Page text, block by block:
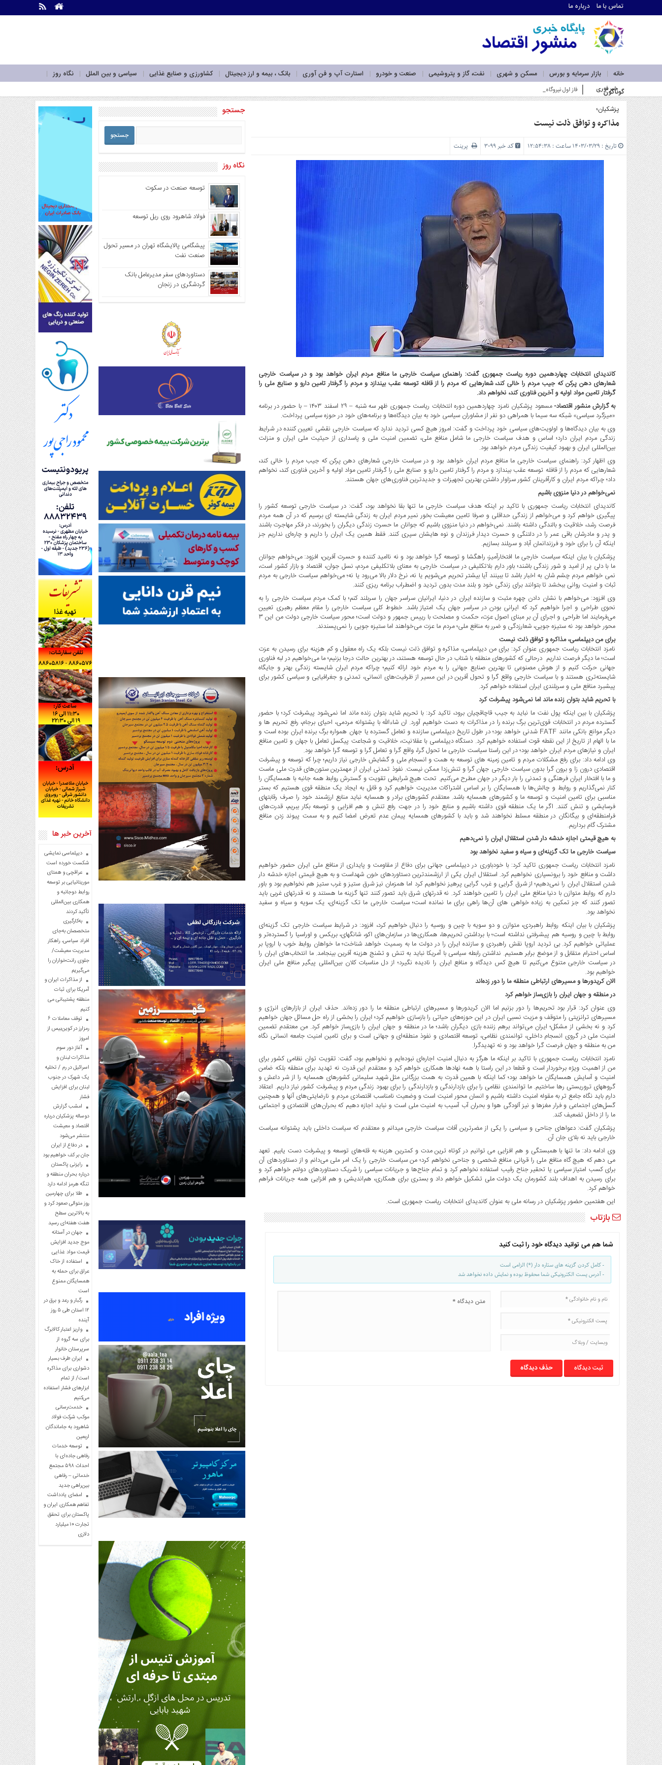
تماس با ما درباره ما
خانه بازار سرمایه و بورس مسکن و شهری نفت، گاز و پتروشیمی صنعت و خودرو استارت آپ و فن آوری بانک ، بیمه و ارز دیجیتال کشاورزی و صنایع غذایی سیاسی و بین الملل
نگاه روز
گوناگون
ما
درباره
سرویس
ها
خانه
بازار
سرمایه
و
بورس
مسکن
و
شهری
نفت،
گاز
و
پتروشیمی
صنعت
و
خودرو
استارت
آپ
و
فن
آوری
بانک
،
بیمه
و
ارز
دیجیتال
کشاورزی
و
صنایع
غذایی
سیاسی
و
بین
الملل
نگاه
روز
گوناگون
خبر فوری فاز اول نیروگاه خورشیدی بهبهان فولاد خوزستان در آستانه بهره‌برداری_
پزشکیان؛
مذاکره و توافق ذلت نیست
تاریخ : ۱۴۰۳/۰۳/۲۹ ساعت : ۱۲:۵۴:۳۸ کد خبر 3099 پرینت
کاندیدای انتخابات چهاردهمین دوره ریاست جمهوری گفت: راهنمای سیاست خارجی ما منافع مردم ایران خواهد بود و در سیاست خارجی
شعارهای دهن پرکن که جیب مردم را خالی کند، شعارهایی که مردم را از قافله توسعه عقب بیندازد و مردم را گرفتار تامین دارو و صنایع ملی را
گرفتار تامین مواد اولیه و آخرین فناوری کند، نخواهم داد.
به گزارش منشور اقتصاد-
مسعود پزشکیان نامزد چهاردهمین دوره انتخابات ریاست جمهوری ظهر سه شنبه – ۲۹ اسفند ۱۴۰۳ – با حضور در برنامه
«میزگرد سیاسی» شبکه سه سیما با همراهی دو نفر از مشاوران سیاسی خود به بیان دیدگاه‌ها و برنامه‌های خود در حوزه سیاسی پرداخت.
وی به بیان دیدگاه‌ها و اولویت‌های سیاسی خود پرداخت و گفت: امروز هیچ کسی تردید ندارد که سیاست خارجی نقشی تعیین کننده در شرایط
زندگی مردم ایران دارد؛ اساس و هدف سیاست خارجی ما شامل منافع ملی، تضمین امنیت ملی و پاسداری از حیثیت ملی ایران و منزلت
بین‌المللی ایران و بهبود کیفیت زندگی مردم خواهد بود.
وی اظهار کرد: راهنمای سیاست خارجی ما منافع مردم ایران خواهد بود و در سیاست خارجی شعارهای دهن پرکن که جیب مردم را خالی کند،
شعارهایی که مردم را از قافله توسعه عقب بیندازد و مردم را گرفتار تامین دارو و صنایع ملی را گرفتار تامین مواد اولیه و آخرین فناوری کند، نخواهم
داد؛ چراکه مردم ایران و کارآفرینان کشور سزاوار داشتن بهترین تجهیزات و جدیدترین فناوری‌های جهان هستند.
نمی‌خواهم در دنیا منزوی باشیم
کاندیدای انتخابات ریاست جمهوری با تاکید بر اینکه هدف سیاست خارجی ما تنها بقا نخواهد بود، گفت: در سیاست خارجی توسعه کشور را
پیگیری خواهم کرد و می‌خواهم از زندگی حداقلی و صرفا تامین معیشت بخور نمیر مردم ایران به زندگی شایسته ای برسیم که در آن همه مردم
فرصت رشد، خلاقیت و بالندگی داشته باشند. نمی‌خواهم در دنیا منزوی باشیم که جوانان ما حسرت زندگی دیگران را بخورند، در فکر مهاجرت باشند
و پدر و مادرشان باقی عمر را در دلتنگی و حسرت دیدار فرزندان و نوه هایشان سپری کنند. فقط همین یک ایران را داریم و چاره‌ای نداریم جز
اینکه آن را برای خود و فرزندانمان آباد و سربلند بسازیم.
پزشکیان با بیان اینکه سیاست خارجی ما افتخارآمیز، راهگشا و توسعه گرا خواهد بود و نه ناامید کننده و حسرت آفرین، افزود: می‌خواهم جوانان
ما با دلی پر از امید و شور زندگی باشند؛ باور دارم بلاتکلیفی در سیاست خارجی به معنای بلاتکلیفی مردم، نسل جوان، اقتصاد و بازار کشور است،
نمی خواهم مردم چشم شان به اخبار باشد تا ببینند آیا بیشتر تحریم می‌شویم یا نه، نرخ دلار بالا می‌رود یا نه؛ می‌خواهم سیاست خارجی به مردم
ثبات و امنیت روانی ببخشد تا بتوانند برای زندگی خود و بلند مدت بدون تردید و اضطراب برنامه ریزی کنند.
وی افزود: می‌خواهم با نشان دادن چهره مثبت و سازنده ایران در دنیا، ایرانیان سراسر جهان را سربلند کنم؛ با کمک مردم سیاست خارجی را به
نحوی طراحی و اجرا خواهیم کرد که ایرانی بودن در سراسر جهان یک امتیاز باشد. خطوط کلی سیاست خارجی را مقام معظم رهبری تعیین
می‌فرمایند اما طراحی و اجرای آن بر مبنای اصول عزت، حکمت و مصلحت با رییس جمهور و دولت است؛ محور سیاست خارجی دولت من این ۳
محور خواهد بود نه ستیزه جویی، شعارزدگی و ضرر به منافع ملی؛ مردم ما عزت می‌خواهند اما ستیزه جویی را نمی‌پسندند.
برای من دیپلماسی، مذاکره و توافق ذلت نیست
نامزد انتخابات ریاست جمهوری عنوان کرد: برای من دیپلماسی، مذاکره و توافق ذلت نیست بلکه یک راه معقول و کم هزینه برای رسیدن به عزت
است؛ ما دیگر فرصت نداریم درحالی که کشورهای منطقه با شتاب در حال توسعه هستند، در بهترین حالت درجا بزنیم؛ ما می‌خواهیم در لبه فناوری
جهانی حرکت کنیم و از هوش مصنوعی تا بهترین صنایع جهانی را به مردم خود ارائه کنیم؛ چراکه مردم ایران شایسته زندگی بهتر و جایگاه
شایسته‌تری هستند و با سیاست خارجی واقع گرا و تحول آفرین در این مسیر از ظرفیت‌های انسانی، تمدنی و جغرافیایی و سیاسی کشور برای
پیشبرد منافع ملی و سربلندی ایران استفاده خواهم کرد.
با تحریم شاید بتوان زنده ماند اما نمی‌شود پیشرفت کرد
پزشکیان با بین اینکه پول نفت ما نباید به جیب قاچاقچیان برود، تاکید کرد: با تحریم شاید بتوان زنده ماند اما نمی‌شود پیشرفت کرد؛ با حضور
گسترده مردم در انتخابات قوی‌ترین برگ برنده را در مذاکرات به دست خواهیم آورد. ان شاءالله با پشتوانه مردمی، احیای برجام، رفع تحریم ها و
دیگر موانع بانکی مانند FATF شدنی خواهد بود؛ در طول تاریخ دیپلماسی سازنده و تعامل گسترده یا جهان همواره برگ برنده ایران بوده است و
ما با الهام از تاریخ از این نقطه قوت استفاده خواهیم کرد. دستگاه دیپلماسی با عقلانیت، خلاقیت و شجاعت پیکسل تعامل با جهان و تامین منافع
ایران و نیازهای مردم ایران خواهد بود؛ در این راستا سیاست خارجی ما تحول گرا، واقع گرا و تعامل گرا و توسعه گرا خواهد بود.
وی ادامه داد: برای رفع مشکلات مردم و تامین زمینه های توسعه به همت و انسجام ملی و گشایش خارجی نیاز داریم؛ چرا که توسعه و پیشرفت
اقتصادی درون زا و برون گرا بدون سیاست خارجی جهان گرا و تنش‌زدا ممکن نیست. نفوذ تمدنی ایران از مهمترین ستون‌های قدرت ملی ماست
و ما با افتخار ایران فرهنگی و تمدنی را بار دیگر در جهان مطرح می‌کنیم. تحت هیچ شرایطی تقویت و گسترش روابط همه جانبه با همسایگان را
کنار نمی‌گذاریم و روابط و چالش‌ها با همسایگان را بر اساس اشتراکات مدیریت خواهیم کرد و قابل به ایجاد یک منطقه قوی هستیم که بستر
مناسبی برای تامین امنیت و توسعه ما و کشورهای همسایه باشد. معتقدم کشورهای برادر و همسایه نباید منابع ارزشمند خود را صرف رقابتهای
فرسایشی و تنش کنند. اگر ما یک منطقه قوی داشته باشیم و منابع خود را در جهت رفع تنش و هم افزایی و توسعه بکار ببریم، قدرت‌های
فرامنطقه‌ای و بیگانگان در منطقه مسلط نخواهند شد و باید با کشورهای همسایه پیمان عدم تعرض امضا کنیم و به سمت پیوند زدن منافع
مشترک گام برداریم.
به هیچ قیمتی اجازه خدشه دار شدن استقلال ایران را نمی‌دهیم
سیاست خارجی ما تک گزینه‌ای و سیاه و سفید نخواهد بود
نامزد انتخابات ریاست جمهوری تاکید کرد: با خودباوری در دیپلماسی جهانی برای دفاع از مقاومت و پایداری از منافع ملی ایران حضور خواهیم
داشت و منافع خود را برونسپاری نخواهیم کرد. استقلال ایران یکی از ارزشمندترین دستاوردهای خون شهداست و به هیچ قیمتی اجازه خدشه دار
شدن استقلال ایران را نمی‌دهیم؛ از شرق گرایی و غرب گرایی پرهیز نخواهیم کرد اما همزمان نیز شرق ستیز و غرب ستیز هم نخواهیم بود و باور
دارم که روابط متوازن با دنیا منافع ملی ایران را تامین خواهند کرد. نه قدرتهای شرق باید تصور کنند تنها گزینه ما هستند و نه قدرتهای غربی باید
تصور کنند که جز تمکین به زیاده خواهی های آن‌ها راهی برای ما نمانده است؛ سیاست خارجی ما تک گزینه‌ای، یک سویه و سیاه و سفید
نخواهد بود.
پزشکیان با بیان اینکه روابط راهبردی، متوازن و دو سویه با چین و روسیه را دنبال خواهیم کرد، افزود: در شرایط سیاست خارجی تک گزینه‌ای
روابط با چین و روسیه هم پیشرفتی نداشته است؛ با برداشتن تحریم‌ها، همکاری‌ها در سازمان‌های اکو، شانگهای، بریکس و اوراسیا را گسترده‌تر و
عملیاتی خواهیم کرد. بی تردید اروپا نقش راهبردی و سازنده ایران را در دولت ما به رسمیت خواهد شناخت؛ ما خواهان روابط خوب با اروپا بر
اساس احترام متقابل و از موضع برابر هستیم. نداشتن رابطه سیاسی با آمریکا نباید به تنش و تشنج هزینه آفرین بینجامد. ما انتخاب‌های ایران را
در سیاست خارجی متنوع می‌کنیم تا هیچ کس دیدگاه و منافع ایران را نادیده نگیرد؛ از دل مناسبات کلان بین‌المللی پیگیر منافع ملی ایران
خواهیم بود.
الان کریدورها و مسیرهای ارتباطی منطقه ما را دور زده‌اند
در منطقه و جهان ایران را بازی‌ساز خواهم کرد
وی عنوان کرد: قرار بود تحریم‌ها را دور بزنیم اما الان کریدورها و مسیرهای ارتباطی منطقه ما را دور زده‌اند. حذف ایران از بازارهای انرژی و
مسیرهای ترانزیتی را متوقف و مزیت نسبی ایران در این حوزه‌های حیاتی را بازسازی خواهیم کرد؛ ایران را بخشی از راه حل مسائل جهان خواهیم
کرد و نه بخشی از مشکل؛ ایران می‌تواند برهم زننده بازی دیگران باشد؛ ما در منطقه و جهان ایران را بازی‌ساز خواهم کرد. من معتقدم تضمین
امنیت ملی در گروی انسجام داخلی، توانمندی نظامی، توسعه اقتصادی و نفوذ منطقه‌ای و جهانی است و برای تامین امنیت جامعه انسانی نگاه
من به منطقه و جهان فرصت گرا خواهد بود و نه تهدیدگرا.
نامزد انتخابات ریاست جمهوری با تاکید بر اینکه ما هرگز به دنبال امنیت اجاره‌ای نبوده‌ایم و نخواهیم بود، گفت: تقویت توان نظامی کشور برای
من از اهمیت ویژه برخوردار است و قطعا در این راستا با همه نهادها همکاری خواهم کرد و معتقدم این قدرت نه تهدید برای منطقه بلکه ضامن
امنیت و آسایش همسایگان ما خواهد بود؛ کما اینکه با همین قدرت به همت بزرگانی مثل شهید سلیمانی کشورهای همسایه را از شر داعش و
گروههای تروریستی رها ساختیم. ما توانمندی نظامی را برای بازدارندگی و بازدارندگی را برای بهبود زندگی مردم و پیشرفت کشور نیاز داریم. اعتقاد
دارم باید نگاه جامع تر به مقوله امنیت داشته باشیم و انسان محور امنیت است و وضعیت نامناسب اقتصادی مردم و نارضایتی‌های آنها و همچنین
گسل‌های اجتماعی و فرار مغزها و نیز آلودگی هوا و بحران آب آسیب به امنیت ملی است و نباید اجازه دهیم که بحران‌های اقتصادی و اجتماعی
ما را از داخل تضعیف کند.
پزشکیان گفت: دعواهای جناحی و سیاسی را یکی از مضرترین آفات سیاست خارجی میدانم و معتقدم که سیاست داخلی باید پشتوانه سیاست
خارجی باید نه بلای جان آن‌.
وی ادامه داد: ما تنها با همبستگی و هم افزایی می توانیم در کوتاه ترین مدت و کمترین هزینه به قله‌های توسعه و پیشرفت دست یابیم. تعهد
می دهم که هیچ گاه منافع ملی را قربانی منافع شخصی و جناحی نخواهم کرد؛ من سیاست خارجی را یک امر ملی می‌دانم و از دستاوردهای آن
برای کسب امتیاز سیاسی یا تحقیر جناح رقیب استفاده نخواهم کرد و تمام جناح‌ها و جریانات سیاسی را شریک دستاوردهای دولتم خواهم کرد و
برای رسیدن به اهداف بلند کشورمان یک دولت ملی تشکیل خواهم داد و بستری برای همکاری، هم‌اندیشی و هم افزایی همه جریانات فراهم
خواهم کرد.
این هفتمین حضور پزشکیان در رسانه ملی به عنوان کاندیدای انتخابات ریاست جمهوری است.
بازتاب
شما هم می توانید دیدگاه خود را ثبت کنید
- کامل کردن گزینه های ستاره دار (*) الزامی است
- آدرس پست الکترونیکی شما محفوظ بوده و نمایش داده نخواهد شد
حذف دیدگاه
جستجو
نگاه روز
توسعه صنعت در سکوت
فولاد شاهرود روی ریل توسعه
پیشگامی پالایشگاه تهران در مسیر تحول
صنعت نفت
دستاوردهای سفر مدیرعامل بانک
گردشگری در زنجان
آخرین خبر ها
دیپلماسی نمایشی
شکست خورده است
عراقچی و همتای
موریتانیایی بر توسعه
روابط دوجانبه و
همکاری بین‌المللی
تأکید کردند
به‌کارگیری
متخصصان به‌جای
افراد سیاسی، راهکار
مدیریت معیشت/
جلوی رانت‌خواران را
می‌گیریم
از مذاکرات ایران و
آمریکا برای ثبات
منطقه پشتیبانی می
کنیم
توقف معاملات ۶
رمزارز در کوین‌بیس از
امروز
آغاز دور سوم
مذاکرات لبنان و
اسرائیل در رم / تخلیه
یک شهرک در جنوب
لبنان برای افزایش
فشار
امشب گزارش
دوساله پزشکیان درباره
اقتصاد و معیشت
منتشر می‌شود
در دفاع از ایران
جان بر کف خواهیم بود
رایزنی پاکستان
درباره بحران منطقه و
تنگه هرمز ادامه دارد
طلا برای چهارمین
روز متوالی صعود کرد و
به بالاترین سطح
هفت هفته‌ای رسید
جهان در آستانه
موج جدید افزایش
قیمت مواد غذایی
استفاده از خاک
عراق برای حمله به
همسایگان ممنوع
است
رگبار و رعد و برق در
۱۲ استان طی ۵ روز
آینده
واریز اعتبار کالابرگ
برای سه گروه از
سرپرستان خانوار
ایران طرف بسیار
دشواری برای مذاکره
است/ از تمام
ابزارهای فشار استفاده
می‌کنیم
خدمت‌رسانی
موکب شرکت فولاد
شاهرود به جاماندگان
اربعین
توسعه خدمات
رفاهی جاده‌ای با
احداث ۵۹۸ مجتمع
خدماتی – رفاهی
بین‌راهی جدید
امضای یادداشت
تفاهم همکاری ایران و
پاکستان برای تحقق
تجارت ۱۰ میلیارد
دلاری